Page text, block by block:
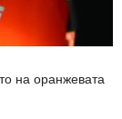
на оранжевата